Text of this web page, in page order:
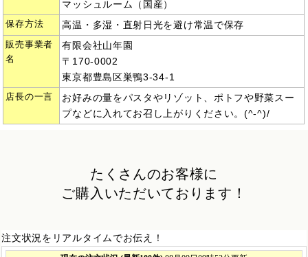
マッシュルーム（国産）
保存方法 高温・多湿・直射日光を避け常温で保存
販売事業者
名
有限会社山年園
〒170-0002
東京都豊島区巣鴨3-34-1
店長の一言
お好みの量をパスタやリゾット、ポトフや野菜スー
プなどに入れてお召し上がりください。(^-^)/
たくさんのお客様に
ご購入いただいております！
注文状況をリアルタイムでお伝え！